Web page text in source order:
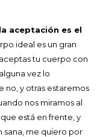
aceptación es el
ideal es un gran
tu cuerpo con
vez lo
no, y otras estaremos
nos miramos al
está en frente, y
me quiero por